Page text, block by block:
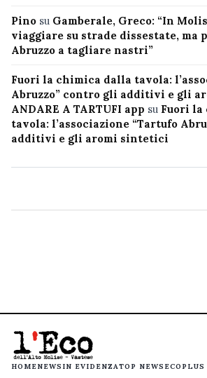
Pino su Gamberale, Greco: “In
viaggiare su strade dissestate, ma
Abruzzo a tagliare nastri”
Fuori la chimica dalla tavola:
Abruzzo” contro gli additivi e gli
ANDARE A TARTUFI app su Fuori la
tavola: l’associazione “Tartufo
additivi e gli aromi sintetici
HOMENEWS IN EVIDENZATOP NEWS ECOPLUS